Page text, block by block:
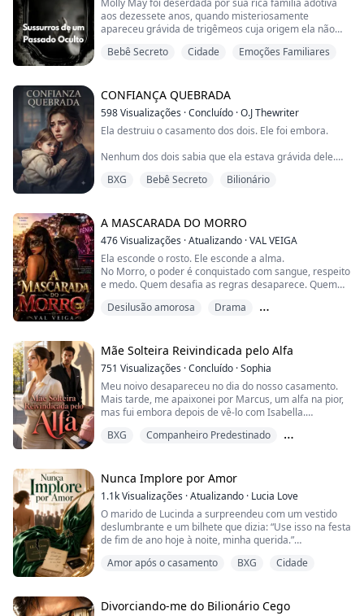
Molly May foi deserdada por sua rica família adotiva
aos dezessete anos, quando misteriosamente
apareceu grávida de trigêmeos cuja origem ela não
Ben e Claudia sozinha em um país estrangeiro,
leva de volta a Northfolk, seu filho mais velho e
brilhante...
Bebê Secreto Cidade Emoções Familiares
CONFIANÇA QUEBRADA
598Visualizações ·Concluído ·O.J Thewriter
Ela destruiu o casamento dos dois. Ele foi embora.
Nenhum dos dois sabia que ela estava grávida dele.
O caso de Emily não apenas acabou com o casamento
própria raiva como uma armadura, e deixou Emily
sozinha com um arrependimento do qual ela jamais
conseguiria escapar. Três anos depois, o destino...
BXG Bebê Secreto Bilionário
A MASCARADA DO MORRO
476Visualizações ·Atualizando ·VAL VEIGA
Ela esconde o rosto. Ele esconde a alma.
No Morro, o poder é conquistado com sangue, respeito
e medo. Quem desafia as regras desaparece. Quem
Todas as noites, uma mulher mascarada sobe ao palco
olhar misterioso e uma dança capaz de enlouquecer
qualquer um. Nin...
Desilusão amorosa
Drama
Mãe Solteira Reivindicada pelo Alfa
751 Visualizações ·Concluído ·Sophia
Meu noivo desapareceu no dia do nosso casamento.
Mais tarde, me apaixonei por Marcus, um alfa na pior,
mas fui embora depois de vê-lo com Isabella.
Com o coração partido, parti com nosso filho. Um
Cinco anos depois, nos encontramos numa escola.
— Você está viva? — Marcus me encarou, em choque.
— Foi mal por decepcion...
BXG
Companheiro Predestinado
Nunca Implore por Amor
1.1kVisualizações ·Atualizando · Lucia Love
O marido de Lucinda a surpreendeu com um vestido
deslumbrante e um bilhete que dizia: “Use isso na festa
de fim de ano hoje à noite, minha querida.”
O apelido carinhoso a pegou desprevenida; ele nunca
romântico.
Amor após o casamento BXG Cidade
Divorciando-me do Bilionário Cego